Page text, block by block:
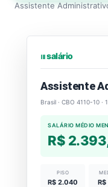
Assistente
⏐⏐⏐ salário
Assistente
Brasil · CBO 4110-10 ·
SALÁRIO MÉDIO
R$
PISO
R$ 2.040 R$